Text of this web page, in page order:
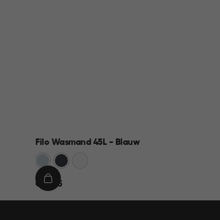
Filo Wasmand 45L - Blauw
BlauwAntraciet
€€ 13,95
IN